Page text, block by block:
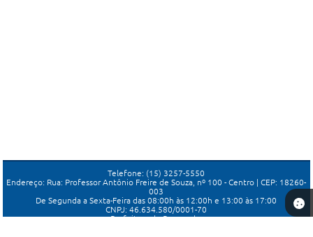
Telefone: (15) 3257-5550
Endereço: Rua: Professor Antônio Freire de Souza, nº 100 - Centro | CEP: 18260-
003
De Segunda a Sexta-Feira das 08:00h às 12:00h e 13:00 às 17:00
CNPJ: 46.634.580/0001-70
Prefeitura de Porangaba